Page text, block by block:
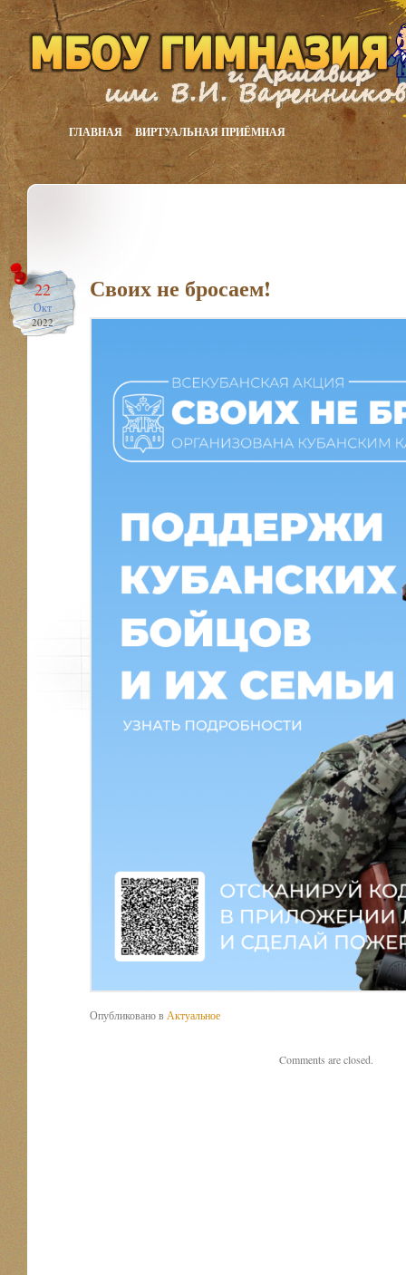
ГЛАВНАЯ ВИРТУАЛЬНАЯ ПРИЁМНАЯ
22
Окт
2022
Своих не бросаем!
Опубликовано в Актуальное
Comments are closed.